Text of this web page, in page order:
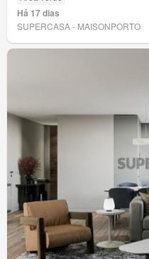
Há 17 dias
SUPERCASA - MAISONPORTO